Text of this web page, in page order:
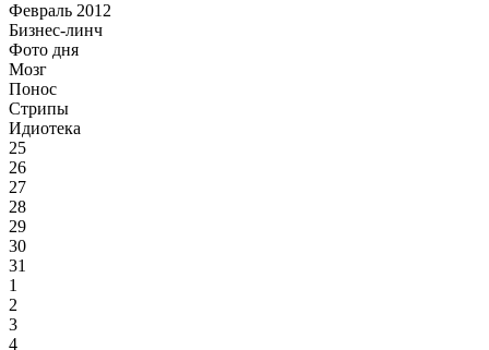
Февраль 2012
Бизнес-линч
Фото дня
Мозг
Понос
Стрипы
Идиотека
25
26
27
28
29
30
31
1
2
3
4